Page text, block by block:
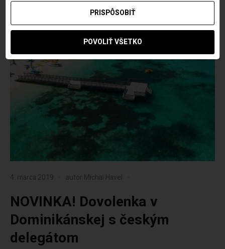
4. marca 2019 autor Michal Havel
NOVINKA! Dovolenka v
Dominikánskej s českým
delegátom
PRISPÔSOBIŤ
POVOLIŤ VŠETKO